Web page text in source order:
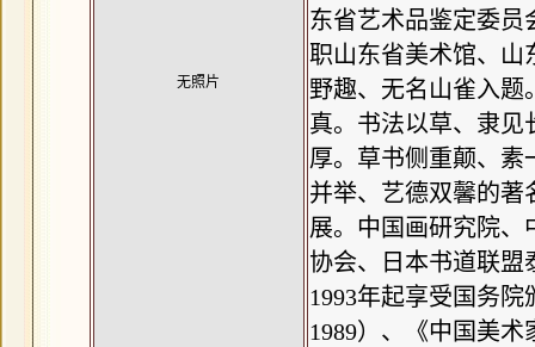
无照片
东省艺术品鉴定委员
职山东省美术馆、 山
野趣、无名山雀入题
真。书法以草、隶见
厚。草书侧重颠、素
并举、艺德双馨的著
展。中国画研究院、
协会、
日本书道联盟
1993年起享受国务
1989）、《中国美